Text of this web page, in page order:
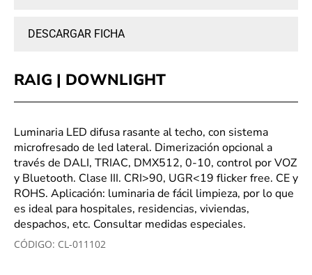
DESCARGAR FICHA
RAIG | DOWNLIGHT
Luminaria LED difusa rasante al techo, con sistema
microfresado de led lateral. Dimerización opcional a
través de DALI, TRIAC, DMX512, 0-10, control por VOZ
y Bluetooth. Clase III. CRI>90, UGR<19 flicker free. CE y
ROHS. Aplicación: luminaria de fácil limpieza, por lo que
es ideal para hospitales, residencias, viviendas,
despachos, etc. Consultar medidas especiales.
CÓDIGO: CL-011102